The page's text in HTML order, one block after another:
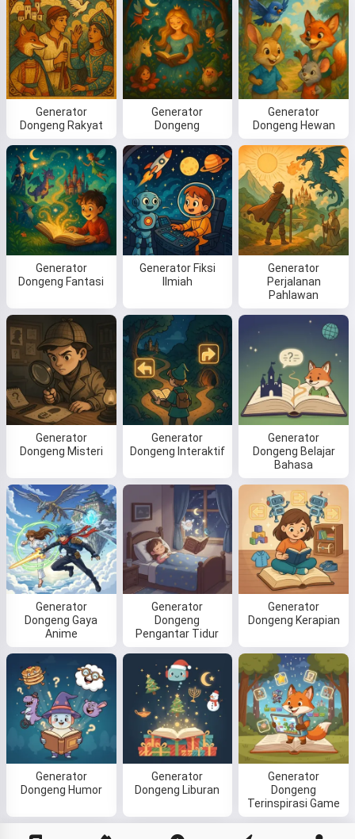
Generator
Dongeng Rakyat
Generator
Dongeng
Generator
Dongeng Hewan
Generator
Dongeng Fantasi
Generator Fiksi
Ilmiah
Generator
Perjalanan
Pahlawan
Generator
Dongeng Misteri
Generator
Dongeng Interaktif
Generator
Dongeng Belajar
Bahasa
Generator
Dongeng Gaya
Anime
Generator
Dongeng
Pengantar Tidur
Generator
Dongeng Kerapian
Generator
Dongeng Humor
Generator
Dongeng Liburan
Generator
Dongeng
Terinspirasi Game